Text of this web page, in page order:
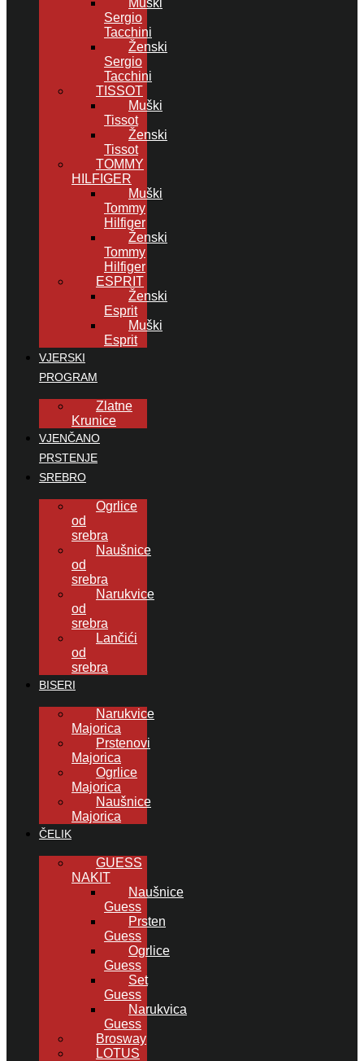
Muški
Sergio
Tacchini
Ženski
Sergio
Tacchini
TISSOT
Muški
Tissot
Ženski
Tissot
TOMMY
HILFIGER
Muški
Tommy
Hilfiger
Ženski
Tommy
Hilfiger
ESPRIT
Ženski
Esprit
Muški
Esprit
VJERSKI
PROGRAM
Zlatne
Krunice
VJENČANO
PRSTENJE
SREBRO
Ogrlice
od
srebra
Naušnice
od
srebra
Narukvice
od
srebra
Lančići
od
srebra
BISERI
Narukvice
Majorica
Prstenovi
Majorica
Ogrlice
Majorica
Naušnice
Majorica
ČELIK
GUESS
NAKIT
Naušnice
Guess
Prsten
Guess
Ogrlice
Guess
Set
Guess
Narukvica
Guess
Brosway
LOTUS